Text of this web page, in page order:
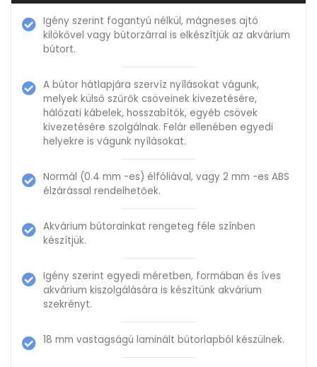
Igény szerint fogantyú nélkül, mágneses ajtó
kilökővel vagy bútorzárral is elkészítjük az akvárium
bútort.
A bútor hátlapjára szervíz nyílásokat vágunk,
melyek külső szűrők csöveinek kivezetésére,
hálózati kábelek, hosszabítók, egyéb csövek
kivezetésére szolgálnak. Felár ellenében egyedi
helyekre is vágunk nyílásokat.
Normál (0.4 mm -es) élfóliával, vagy 2 mm -es ABS
élzárással rendelhetőek.
Akvárium bútorainkat rengeteg féle színben
készítjük.
Igény szerint egyedi méretben, formában és íves
akvárium kiszolgálására is készítünk akvárium
szekrényt.
18 mm vastagságú laminált bútorlapból készülnek.